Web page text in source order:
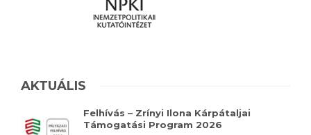
AKTUÁLIS
Felhívás – Zrínyi Ilona Kárpátaljai
Támogatási Program 2026